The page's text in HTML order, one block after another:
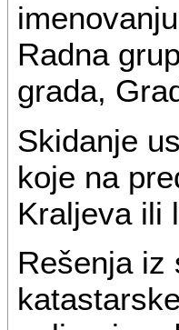
Radna
grada,
Skidanje
koje na
Kraljeva ili
Rešenja iz